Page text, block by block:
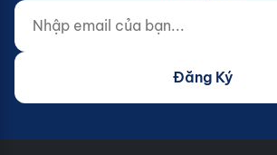
Nhập email của bạn...
Website (do not fill)
Đăng Ký